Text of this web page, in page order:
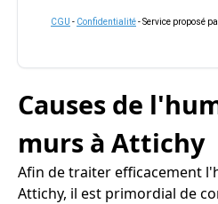
CGU - Confidentialité- Service proposé
Causes de
murs à Attichy
Afin de traiter efficacement
Attichy, il est primordial de